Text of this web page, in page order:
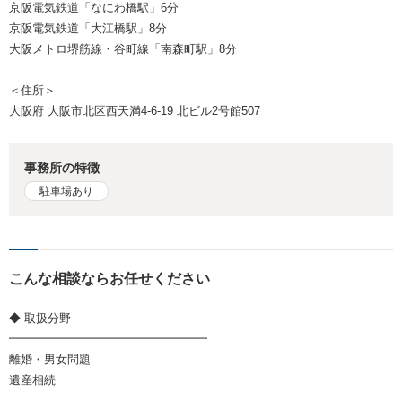
京阪電気鉄道「なにわ橋駅」6分
京阪電気鉄道「大江橋駅」8分
大阪メトロ堺筋線・谷町線「南森町駅」8分
＜住所＞
大阪府 大阪市北区西天満4-6-19 北ビル2号館507
事務所の特徴
駐車場あり
こんな相談ならお任せください
◆ 取扱分野
━━━━━━━━━━━━━━━━━
離婚・男女問題
遺産相続